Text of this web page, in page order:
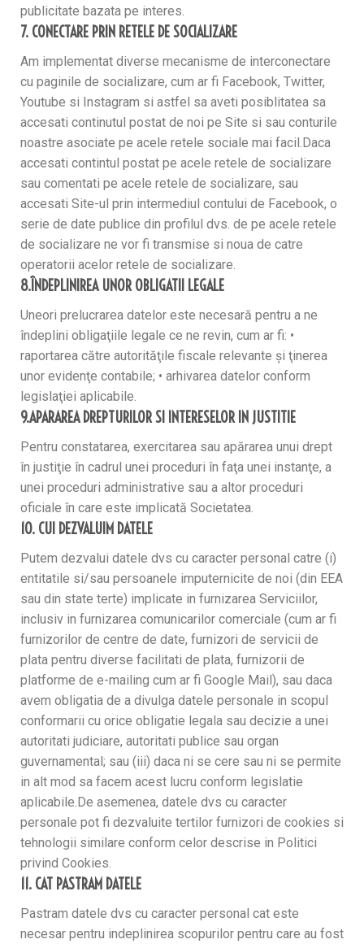
publicitate bazata pe interes.
7. CONECTARE PRIN RETELE DE SOCIALIZARE
Am implementat diverse mecanisme de interconectare
cu paginile de socializare, cum ar fi Facebook, Twitter,
Youtube si Instagram si astfel sa aveti posiblitatea sa
accesati continutul postat de noi pe Site si sau conturile
noastre asociate pe acele retele sociale mai facil.Daca
accesati contintul postat pe acele retele de socializare
sau comentati pe acele retele de socializare, sau
accesati Site-ul prin intermediul contului de Facebook, o
serie de date publice din profilul dvs. de pe acele retele
de socializare ne vor fi transmise si noua de catre
operatorii acelor retele de socializare.
8.ÎNDEPLINIREA UNOR OBLIGATII LEGALE
Uneori prelucrarea datelor este necesară pentru a ne
îndeplini obligaţiile legale ce ne revin, cum ar fi: •
raportarea către autorităţile fiscale relevante şi ţinerea
unor evidenţe contabile; • arhivarea datelor conform
legislaţiei aplicabile.
9.APARAREA DREPTURILOR SI INTERESELOR IN JUSTITIE
Pentru constatarea, exercitarea sau apărarea unui drept
în justiţie în cadrul unei proceduri în faţa unei instanţe, a
unei proceduri administrative sau a altor proceduri
oficiale în care este implicată Societatea.
10. CUI DEZVALUIM DATELE
Putem dezvalui datele dvs cu caracter personal catre (i)
entitatile si/sau persoanele imputernicite de noi (din EEA
sau din state terte) implicate in furnizarea Serviciilor,
inclusiv in furnizarea comunicarilor comerciale (cum ar fi
furnizorilor de centre de date, furnizori de servicii de
plata pentru diverse facilitati de plata, furnizorii de
platforme de e-mailing cum ar fi Google Mail), sau daca
avem obligatia de a divulga datele personale in scopul
conformarii cu orice obligatie legala sau decizie a unei
autoritati judiciare, autoritati publice sau organ
guvernamental; sau (iii) daca ni se cere sau ni se permite
in alt mod sa facem acest lucru conform legislatie
aplicabile.De asemenea, datele dvs cu caracter
personale pot fi dezvaluite tertilor furnizori de cookies si
tehnologii similare conform celor descrise in Politici
privind Cookies.
11. CAT PASTRAM DATELE
Pastram datele dvs cu caracter personal cat este
necesar pentru indeplinirea scopurilor pentru care au fost